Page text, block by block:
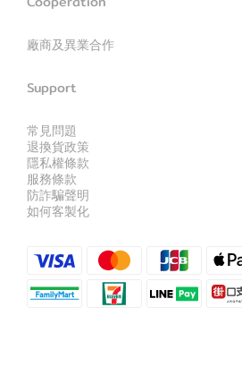
廠商及異業合作
Support
常見問題
退換貨政策
隱私權條款
服務條款
防詐騙聲明
如何客製化